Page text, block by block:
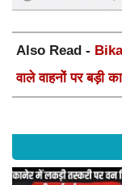
Also Read -
वाले वाहनों पर बड़ी